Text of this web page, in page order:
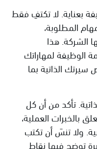
بعناية. لا تكتفِ فقط
المطلوبة،
الشركة. هذا
لمهاراتك
الذاتية بما
تأكد من أن كل
بالخبرات العملية،
ولا تنسَ أن تكتب
توضح فيها نقاط